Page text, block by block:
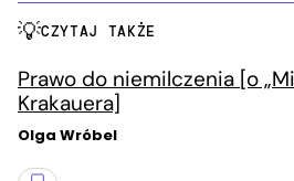
CZYTAJ TAKŻE
Prawo do niemilczenia [o
Krakauera]
Olga Wróbel